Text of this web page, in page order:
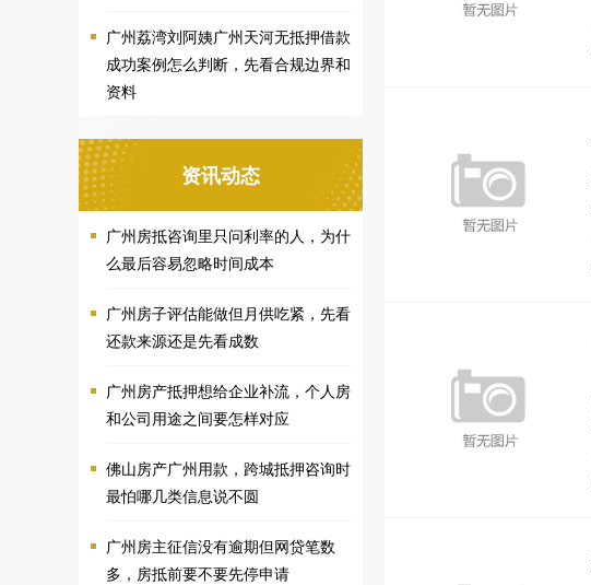
广州荔湾刘阿姨广州天河无抵押借款
成功案例怎么判断，先看合规边界和
资料
资讯动态
广州房抵咨询里只问利率的人，为什
么最后容易忽略时间成本
广州房子评估能做但月供吃紧，先看
还款来源还是先看成数
广州房产抵押想给企业补流，个人房
和公司用途之间要怎样对应
佛山房产广州用款，跨城抵押咨询时
最怕哪几类信息说不圆
广州房主征信没有逾期但网贷笔数
多，房抵前要不要先停申请